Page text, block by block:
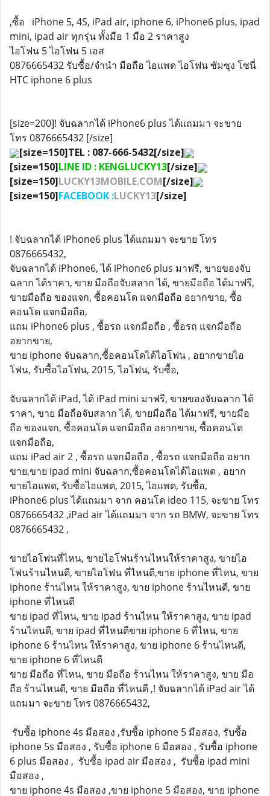
,ซื้อ iPhone 5, 4S, iPad air, iphone 6, iPhone6 plus, ipad
mini, ipad air ทุกรุ่น ทั้งมือ 1 มือ 2 ราคาสูง
ไอโฟน 5 ไอโฟน 5 เอส
0876665432 รับซื้อ/จำนำ มือถือ ไอแพด ไอโฟน ซัมซุง โซนี่
HTC iphone 6 plus
[size=200]! จับฉลากได้ iPhone6 plus ได้แถมมา จะขาย
โทร 0876665432 [/size]
[size=150]TEL : 087-666-5432[/size]
[size=150]LINE ID : KENGLUCKY13[/size]
[size=150]LUCKY13MOBILE.COM[/size]
[size=150]FACEBOOK :LUCKY13[/size]
! จับฉลากได้ iPhone6 plus ได้แถมมา จะขาย โทร
0876665432,
จับฉลากได้ iPhone6, ได้ iPhone6 plus มาฟรี, ขายของจับ
ฉลาก ได้ราคา, ขาย มือถือจับสลาก ได้, ขายมือถือ ได้มาฟรี,
ขายมือถือ ของแจก, ซื้อคอนโด แจกมือถือ อยากขาย, ซื้อ
คอนโด แจกมือถือ,
แถม iPhone6 plus , ซื้อรถ แจกมือถือ , ซื้อรถ แจกมือถือ
อยากขาย,
ขาย iphone จับฉลาก,ซื้อคอนโดได้ไอโฟน , อยากขายไอ
โฟน, รับซื้อไอโฟน, 2015, ไอโฟน, รับซื้อ,
จับฉลากได้ iPad, ได้ iPad mini มาฟรี, ขายของจับฉลาก ได้
ราคา, ขาย มือถือจับสลาก ได้, ขายมือถือ ได้มาฟรี, ขายมือ
ถือ ของแจก, ซื้อคอนโด แจกมือถือ อยากขาย, ซื้อคอนโด
แจกมือถือ,
แถม iPad air 2 , ซื้อรถ แจกมือถือ , ซื้อรถ แจกมือถือ อยาก
ขาย,ขาย ipad mini จับฉลาก,ซื้อคอนโดได้ไอแพด , อยาก
ขายไอแพด, รับซื้อไอแพด, 2015, ไอแพด, รับซื้อ,
iPhone6 plus ได้แถมมา จาก คอนโด ideo 115, จะขาย โทร
0876665432 ,iPad air ได้แถมมา จาก รถ BMW, จะขาย โทร
0876665432 ,
ขายไอโฟนที่ไหน, ขายไอโฟนร้านไหนให้ราคาสูง, ขายไอ
โฟนร้านไหนดี, ขายไอโฟน ที่ไหนดี,ขาย iphone ที่ไหน, ขาย
iphone ร้านไหน ให้ราคาสูง, ขาย iphone ร้านไหนดี, ขาย
iphone ที่ไหนดี
ขาย ipad ที่ไหน, ขาย ipad ร้านไหน ให้ราคาสูง, ขาย ipad
ร้านไหนดี, ขาย ipad ที่ไหนดีขาย iphone 6 ที่ไหน, ขาย
iphone 6 ร้านไหน ให้ราคาสูง, ขาย iphone 6 ร้านไหนดี,
ขาย iphone 6 ที่ไหนดี
ขาย มือถือ ที่ไหน, ขาย มือถือ ร้านไหน ให้ราคาสูง, ขาย มือ
ถือ ร้านไหนดี, ขาย มือถือ ที่ไหนดี ,! จับฉลากได้ iPad air ได้
แถมมา จะขาย โทร 0876665432,
รับซื้อ iphone 4s มือสอง ,รับซื้อ iphone 5 มือสอง, รับซื้อ
iphone 5s มือสอง , รับซื้อ iphone 6 มือสอง , รับซื้อ iphone
6 plus มือสอง , รับซื้อ ipad air มือสอง , รับซื้อ ipad mini
มือสอง ,
ขาย iphone 4s มือสอง ,ขาย iphone 5 มือสอง, ขาย iphone